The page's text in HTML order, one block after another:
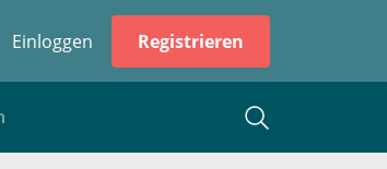
Einloggen Registrieren